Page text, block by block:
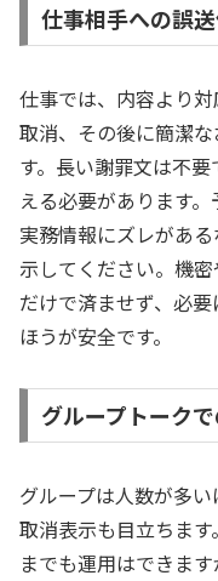
仕事相手への誤
仕事では、内容より
取消、その後に簡潔
す。長い謝罪文は不
える必要があります
実務情報にズレがあ
示してください。機
だけで済ませず、必
ほうが安全です。
グループトーク
グループは人数が多
取消表示も目立ちま
までも運用はできま